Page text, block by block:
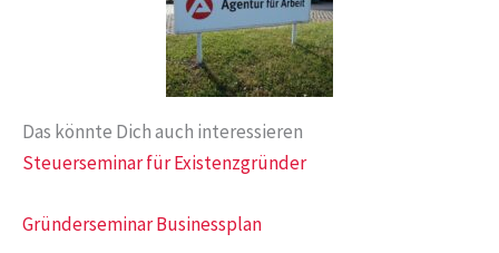
Das könnte Dich auch interessieren
Steuerseminar für Existenzgründer
Gründerseminar Businessplan